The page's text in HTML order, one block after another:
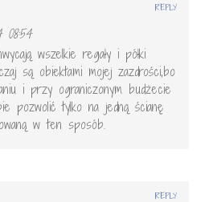
08:54
wszelkie regały i półki
są obiektami mojej zazdrości,bo
i przy ograniczonym budżecie
pozwolić tylko na jedną ścianę
w ten sposób.
REPLY
REPLY